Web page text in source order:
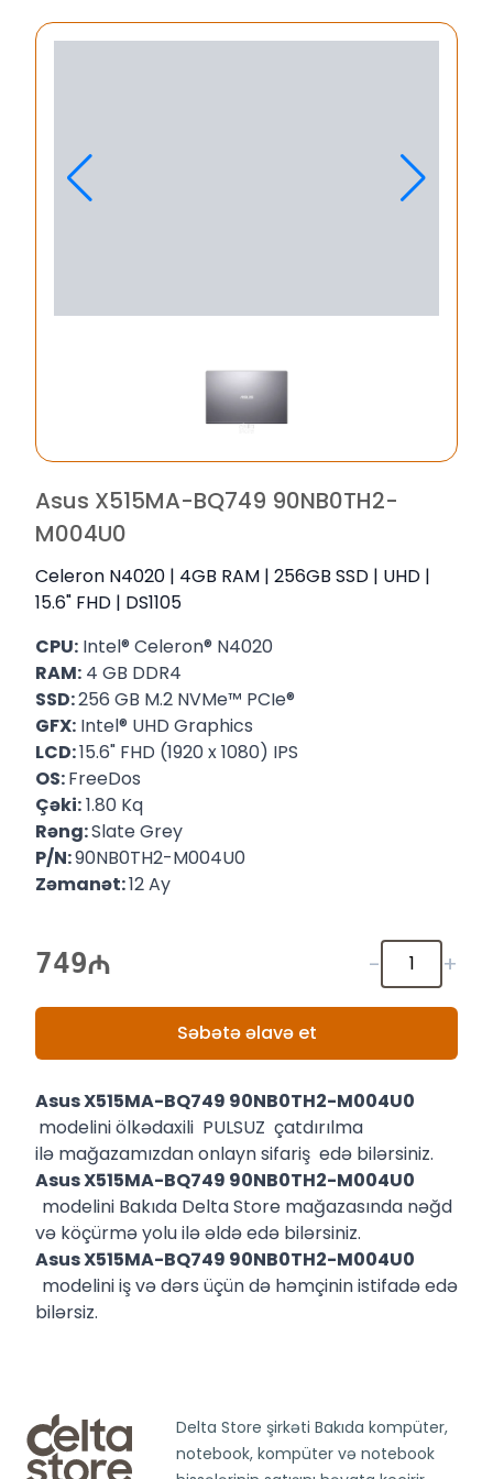
Asus X515MA-BQ749 90NB0TH2-
M004U0
Celeron N4020 | 4GB RAM | 256GB SSD | UHD |
15.6" FHD | DS1105
CPU: Intel® Celeron® N4020
RAM: 4 GB DDR4
SSD:256 GB M.2 NVMe™ PCIe®
GFX: Intel® UHD Graphics
LCD:15.6" FHD (1920 x 1080) IPS
OS:FreeDos
Çəki:1.80 Kq
Rəng:Slate Grey
P/N:90NB0TH2-M004U0
Zəmanət:12 Ay
749 - +
Səbətə əlavə et
Asus X515MA-BQ749 90NB0TH2-M004U0
modelini ölkədaxili PULSUZ çatdırılma
ilə mağazamızdan onlayn sifariş edə bilərsiniz.
Asus X515MA-BQ749 90NB0TH2-M004U0
modelini Bakıda Delta Store mağazasında nəğd
və köçürmə yolu ilə əldə edə bilərsiniz.
Asus X515MA-BQ749 90NB0TH2-M004U0
modelini iş və dərs üçün də həmçinin istifadə edə
bilərsiz.
Delta Store şirkəti Bakıda kompüter,
notebook, kompüter və notebook